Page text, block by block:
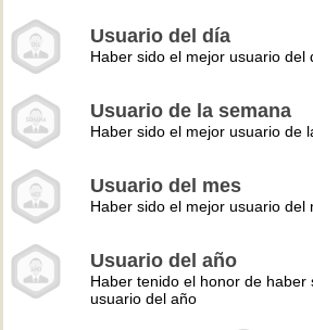
Usuario del día
Haber sido el mejor usuario del
Usuario de la semana
Haber sido el mejor usuario de
Usuario del mes
Haber sido el mejor usuario del
Usuario del año
Haber tenido el honor de haber
usuario del año